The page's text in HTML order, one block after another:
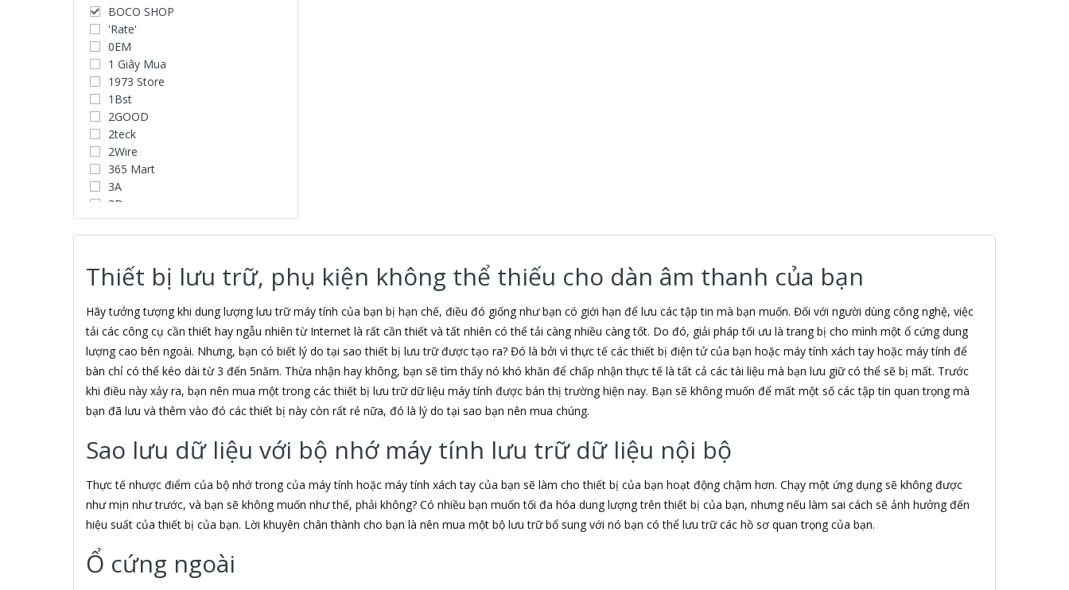
BOCO SHOP
'Rate'
0EM
1 Giây Mua
1973 Store
1Bst
2GOOD
2teck
2Wire
365 Mart
3A
3D
3D Water Speaker
3Dconnexion
3S
5A systems
7Gift Shop
A 100+
A Clock
A & T
AAD
ABCNOVEL
ABN
ACCESS
Acer
ACME MADE
ACNES
ACOUSTIC ENERGY
AD
Thiết bị lưu trữ, phụ kiện không thể thiếu cho dàn âm thanh của bạn
Hãy tưởng tượng khi dung lượng lưu trữ máy tính của bạn bị hạn chế, điều đó giống như bạn có giới hạn để lưu các tập tin mà bạn muốn. Đối với người dùng công nghệ, việc
tải các công cụ cần thiết hay ngẫu nhiên từ Internet là rất cần thiết và tất nhiên có thể tải càng nhiều càng tốt. Do đó, giải pháp tối ưu là trang bị cho mình một ổ cứng dung
lượng cao bên ngoài. Nhưng, bạn có biết lý do tại sao thiết bị lưu trữ được tạo ra? Đó là bởi vì thực tế các thiết bị điện tử của bạn hoặc máy tính xách tay hoặc máy tính để
bàn chỉ có thể kéo dài từ 3 đến 5năm. Thừa nhận hay không, bạn sẽ tìm thấy nó khó khăn để chấp nhận thực tế là tất cả các tài liệu mà bạn lưu giữ có thể sẽ bị mất. Trước
khi điều này xảy ra, bạn nên mua một trong các thiết bị lưu trữ dữ liệu máy tính được bán thị trường hiện nay. Bạn sẽ không muốn để mất một số các tập tin quan trọng mà
bạn đã lưu và thêm vào đó các thiết bị này còn rất rẻ nữa, đó là lý do tại sao bạn nên mua chúng.
Sao lưu dữ liệu với bộ nhớ máy tính lưu trữ dữ liệu nội bộ
Thực tế nhược điểm của bộ nhớ trong của máy tính hoặc máy tính xách tay của bạn sẽ làm cho thiết bị của bạn hoạt động chậm hơn. Chạy một ứng dụng sẽ không được
như mịn như trước, và bạn sẽ không muốn như thế, phải không? Có nhiều bạn muốn tối đa hóa dung lượng trên thiết bị của bạn, nhưng nếu làm sai cách sẽ ảnh hưởng đến
hiệu suất của thiết bị của bạn. Lời khuyên chân thành cho bạn là nên mua một bộ lưu trữ bổ sung với nó bạn có thể lưu trữ các hồ sơ quan trọng của bạn.
Ổ cứng ngoài